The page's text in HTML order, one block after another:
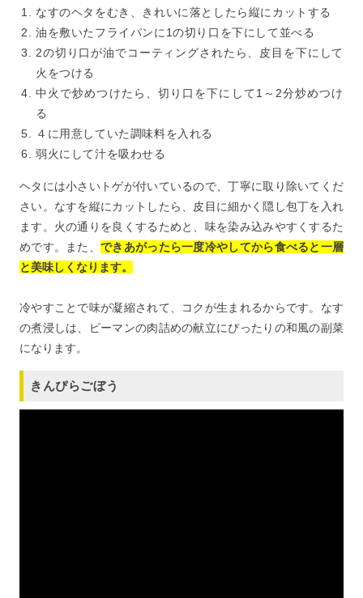
なすのヘタをむき、きれいに落としたら縦にカットする
油を敷いたフライパンに1の切り口を下にして並べる
2の切り口が油でコーティングされたら、皮目を下にして
火をつける
中火で炒めつけたら、切り口を下にして1～2分炒めつけ
る
４に用意していた調味料を入れる
弱火にして汁を吸わせる
ヘタには小さいトゲが付いているので、丁寧に取り除いてくだ
さい。なすを縦にカットしたら、皮目に細かく隠し包丁を入れ
ます。火の通りを良くするためと、味を染み込みやすくするた
めです。また、できあがったら一度冷やしてから食べると一層
と美味しくなります。
冷やすことで味が凝縮されて、コクが生まれるからです。なす
の煮浸しは、ピーマンの肉詰めの献立にぴったりの和風の副菜
になります。
きんぴらごぼう